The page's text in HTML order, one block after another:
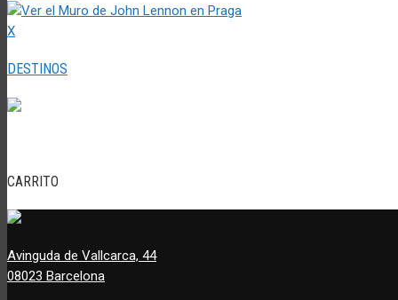
X
DESTINOS
CARRITO
Avinguda de Vallcarca, 44
08023 Barcelona